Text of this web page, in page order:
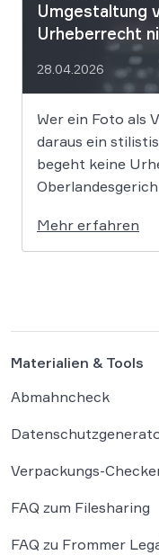
Umgestaltung
Urheberrecht
28.04.2026
Wer ein Foto als
daraus ein
begeht keine
KI-gestützte
die individuellen
Mehr erfahren
Materialien & Tools
Abmahncheck
Verpackungs-
FAQ zum Filesharing
FAQ zu Frommer